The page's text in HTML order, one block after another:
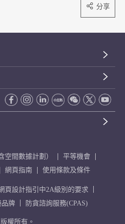
分享
空間數據計劃）
平等機會
網頁指南 使用條款及條件
頁設計指引中2A級別的要求
品牌 防貪諮詢服務(CPAS)
權所有。